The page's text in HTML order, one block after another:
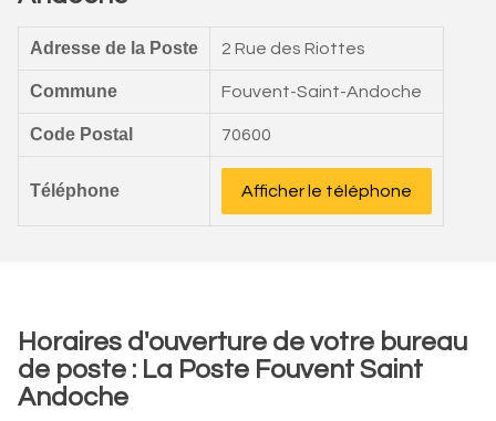
Adresse de la Poste 2 Rue des Riottes
Commune Fouvent-Saint-Andoche
Code Postal 70600
Téléphone Afficher le téléphone
Horaires d'ouverture de votre bureau
de poste : La Poste Fouvent Saint
Andoche